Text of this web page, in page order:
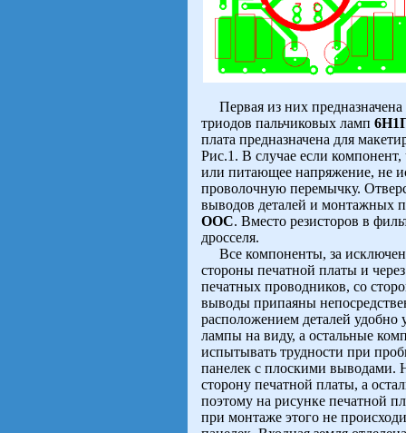
Первая из них
триодов пальчиковых ламп
плата предназначена для
Рис.1. В случае если
или питающее напряжение, не
проволочную перемычку.
выводов деталей и монтажных
ООС. Вместо резисторов в
дросселя.
Все компоненты, за
стороны печатной платы и
печатных проводников, со
выводы припаяны
расположением деталей удобно
лампы на виду, а остальные
испытывать трудности при
панелек с плоскими выводами.
сторону печатной платы, а
поэтому на рисунке печатной
при монтаже этого не